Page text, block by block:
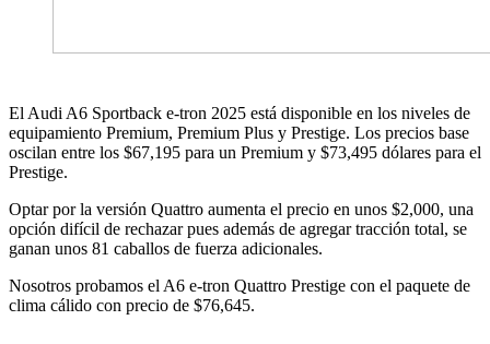
El Audi A6 Sportback e-tron 2025 está disponible en los niveles de
equipamiento Premium, Premium Plus y Prestige. Los precios base
oscilan entre los $67,195 para un Premium y $73,495 dólares para el
Prestige.
Optar por la versión Quattro aumenta el precio en unos $2,000, una
opción difícil de rechazar pues además de agregar tracción total, se
ganan unos 81 caballos de fuerza adicionales.
Nosotros probamos el A6 e-tron Quattro Prestige con el paquete de
clima cálido con precio de $76,645.